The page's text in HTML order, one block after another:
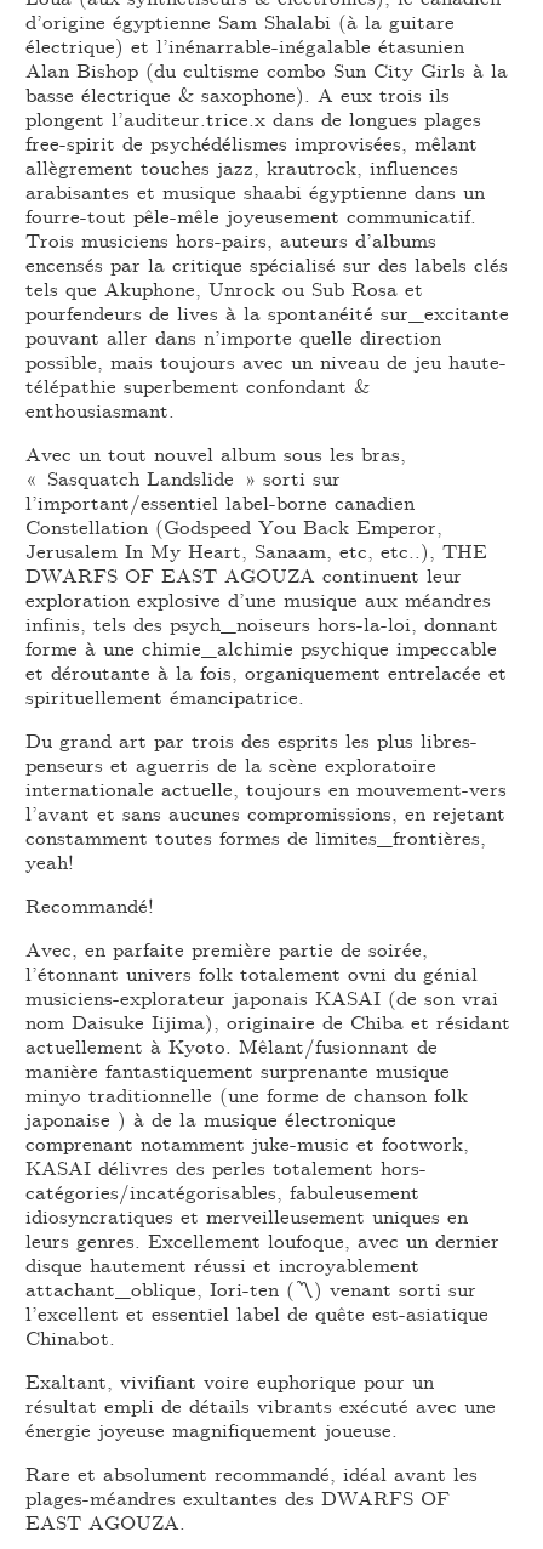
d’origine égyptienne Sam Shalabi (à la guitare
électrique) et l’inénarrable-inégalable étasunien
Alan Bishop (du cultisme combo Sun City Girls à la
basse électrique & saxophone). A eux trois ils
plongent l’auditeur.trice.x dans de longues plages
free-spirit de psychédélismes improvisées, mêlant
allègrement touches jazz, krautrock, influences
arabisantes et musique shaabi égyptienne dans un
fourre-tout pêle-mêle joyeusement communicatif.
Trois musiciens hors-pairs, auteurs d’albums
encensés par la critique spécialisé sur des labels clés
tels que Akuphone, Unrock ou Sub Rosa et
pourfendeurs de lives à la spontanéité sur_excitante
pouvant aller dans n’importe quelle direction
possible, mais toujours avec un niveau de jeu haute-
télépathie superbement confondant &
enthousiasmant.
Avec un tout nouvel album sous les bras,
« Sasquatch Landslide » sorti sur
l’important/essentiel label-borne canadien
Constellation (Godspeed You Back Emperor,
Jerusalem In My Heart, Sanaam, etc, etc..), THE
DWARFS OF EAST AGOUZA continuent leur
exploration explosive d’une musique aux méandres
infinis, tels des psych_noiseurs hors-la-loi, donnant
forme à une chimie_alchimie psychique impeccable
et déroutante à la fois, organiquement entrelacée et
spirituellement émancipatrice.
Du grand art par trois des esprits les plus libres-
penseurs et aguerris de la scène exploratoire
internationale actuelle, toujours en mouvement-vers
l’avant et sans aucunes compromissions, en rejetant
constamment toutes formes de limites_frontières,
yeah!
Recommandé!
Avec, en parfaite première partie de soirée,
l’étonnant univers folk totalement ovni du génial
musiciens-explorateur japonais KASAI (de son vrai
nom Daisuke Iijima), originaire de Chiba et résidant
actuellement à Kyoto. Mêlant/fusionnant de
manière fantastiquement surprenante musique
minyo traditionnelle (une forme de chanson folk
japonaise ) à de la musique électronique
comprenant notamment juke-music et footwork,
KASAI délivres des perles totalement hors-
catégories/incatégorisables, fabuleusement
idiosyncratiques et merveilleusement uniques en
leurs genres. Excellement loufoque, avec un dernier
disque hautement réussi et incroyablement
attachant_oblique, Iori-ten (〽) venant sorti sur
l’excellent et essentiel label de quête est-asiatique
Chinabot.
Exaltant, vivifiant voire euphorique pour un
résultat empli de détails vibrants exécuté avec une
énergie joyeuse magnifiquement joueuse.
Rare et absolument recommandé, idéal avant les
plages-méandres exultantes des DWARFS OF
EAST AGOUZA.